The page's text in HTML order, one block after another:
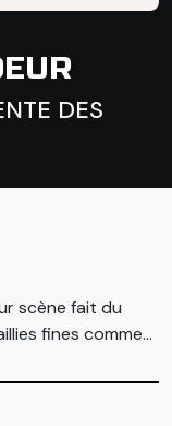
DES
scène fait du
fines comme
France qu’il a
veines. De ses